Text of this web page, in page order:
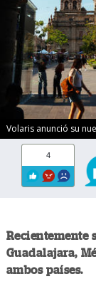
Volaris anunció su
4
Recientemente
Guadalajara,
ambos países.